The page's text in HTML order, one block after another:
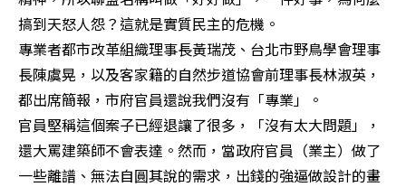
搞到天怒人怨？這就是實質民主的危機。
專業者都市改革組織理事長黃瑞茂、台北市野鳥學會理事
長陳虞晃，以及客家籍的自然步道協會前理事長林淑英，
都出席簡報，市府官員還說我們沒有「專業」。
官員堅稱這個案子已經退讓了很多，「沒有太大問題」，
還大罵建築師不會表達。然而，當政府官員（業主）做了
一些離譜、無法自圓其說的需求，出錢的強逼做設計的畫